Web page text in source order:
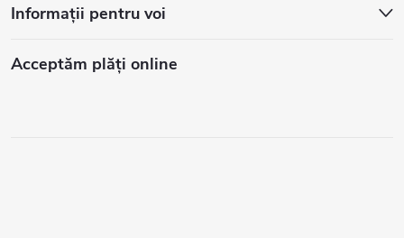
Informații pentru voi
Acceptăm plăţi online